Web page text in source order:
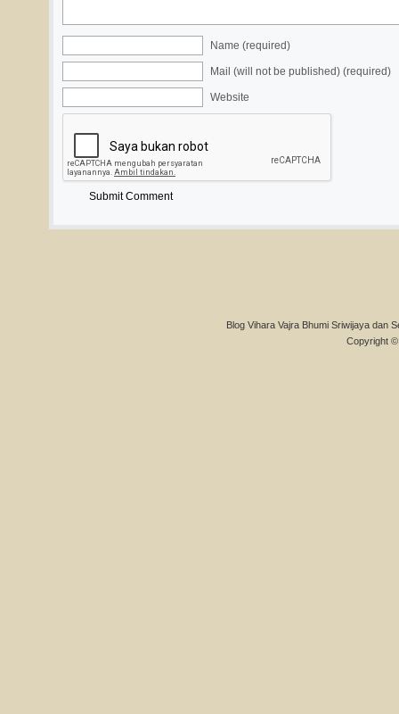
Name (required)
Mail (will not be published) (required)
Website
Blog Vihara Vajra Bhumi Sriwijaya dan
Copyright ©